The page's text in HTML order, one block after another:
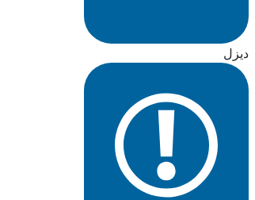
ديزل